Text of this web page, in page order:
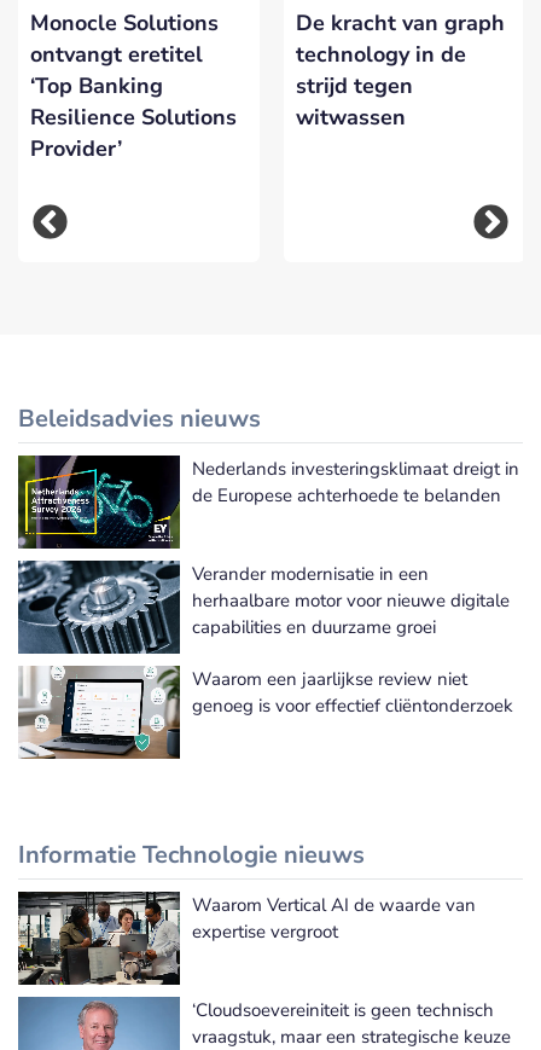
Monocle Solutions
ontvangt eretitel
‘Top Banking
Resilience Solutions
Provider’
De kracht van graph
technology in de
strijd tegen
witwassen
Beleidsadvies nieuws
Meer Beleidsadvies nieuws
Nederlands investeringsklimaat dreigt in
de Europese achterhoede te belanden
Verander modernisatie in een
herhaalbare motor voor nieuwe digitale
capabilities en duurzame groei
Waarom een jaarlijkse review niet
genoeg is voor effectief cliëntonderzoek
Informatie Technologie nieuws
Meer Informatie Technologie nieuws
Waarom Vertical AI de waarde van
expertise vergroot
‘Cloudsoevereiniteit is geen technisch
vraagstuk, maar een strategische keuze